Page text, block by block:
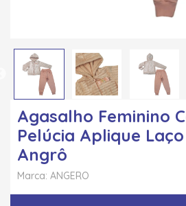
Agasalho Feminino
Pelúcia Aplique Laço
Angrô
Marca: ANGERO